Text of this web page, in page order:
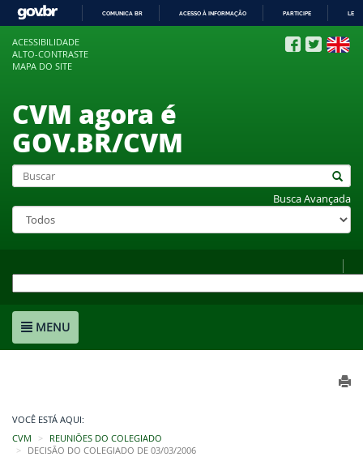
COMUNICA BR ACESSO À INFORMAÇÃO PARTICIPE
ACESSIBILIDADE
ALTO-CONTRASTE
MAPA DO SITE
CVM agora é
GOV.BR/CVM
Busca Avançada
MENU
VOCÊ ESTÁ AQUI:
CVM
REUNIÕES DO COLEGIADO
DECISÃO DO COLEGIADO DE 03/03/2006